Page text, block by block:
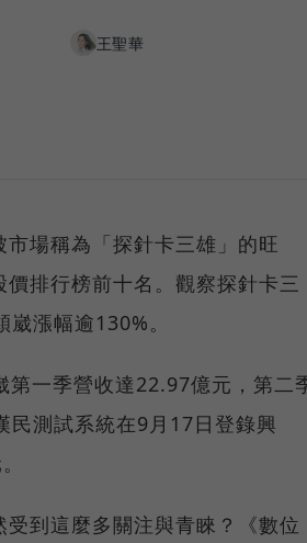
王聖華
場稱為「探針卡三雄」的旺
排行榜前十名。觀察探針卡三
漲幅逾130%。
一季營收達22.97億元，第二
民測試系統在9月17日登錄興
受到這麼多關注與青睞？《數位